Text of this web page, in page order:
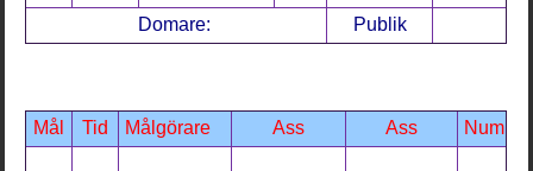
Domare:
Publik
Mål Tid Målgörare Ass Ass Num